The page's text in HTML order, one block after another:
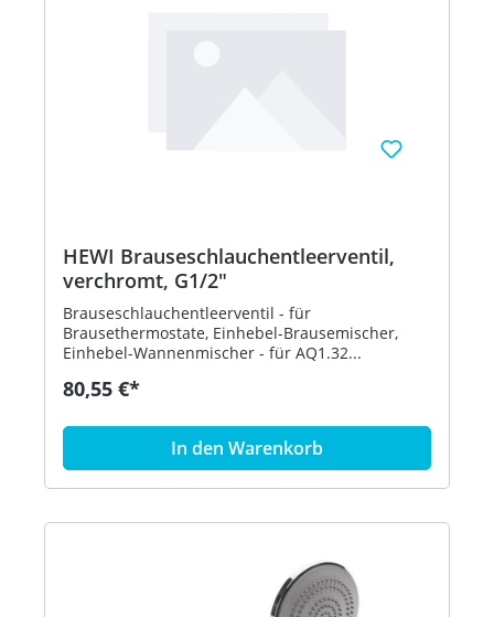
HEWI Brauseschlauchentleerventil,
verchromt, G1/2"
Brauseschlauchentleerventil - für
Brausethermostate, Einhebel-Brausemischer,
Einhebel-Wannenmischer - für AQ1.32...
80,55 €*
In den Warenkorb